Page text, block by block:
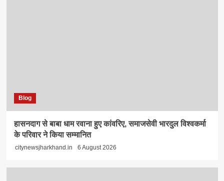
Blog
हासनदाग से बाबा धाम रवाना हुए कांवरिए, समाजसेवी भारदुल विश्वकर्मा
के परिवार ने किया सम्मानित
citynewsjharkhand.in 6 August 2026